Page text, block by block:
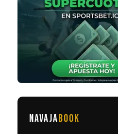
NAVAJABOOK